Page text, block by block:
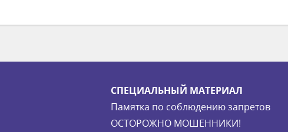
СПЕЦИАЛЬНЫЙ МАТЕРИАЛ
Памятка по соблюдению запретов
ОСТОРОЖНО МОШЕННИКИ!